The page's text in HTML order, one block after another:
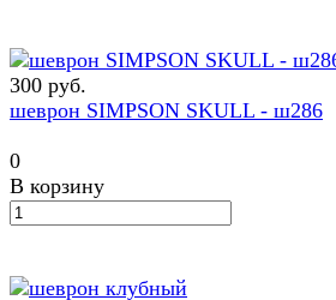
300 руб.
шеврон SIMPSON SKULL - ш286
0
В корзину